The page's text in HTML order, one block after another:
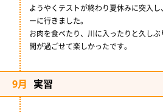
ようやくテストが終わり夏休みに突入
ーに行きました。
お肉を食べたり、川に入ったりと久し
間が過ごせて楽しかったです。
9月 実習